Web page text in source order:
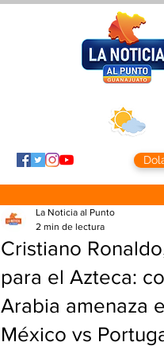
Cristiano
para el Azteca:
Arabia amenaza
México vs
La Noticia al Punto
2 min de lectura